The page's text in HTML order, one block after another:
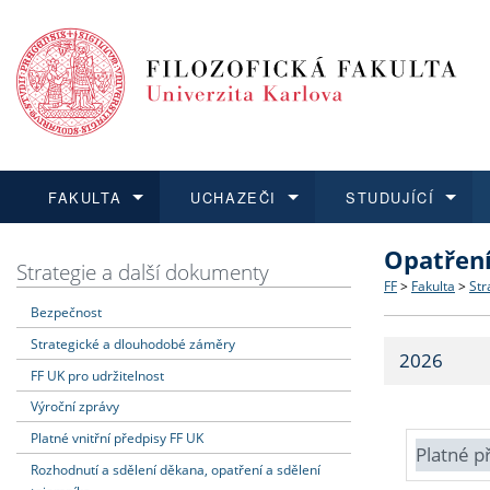
FAKULTA
Dozvědět se více
Struktura
Strategie
Fakultní
UCHAZEČI
Podat přihlášku
Co
Učitelské
STUDUJÍCÍ
Dozvědět se více
Dozvědět se více
O vědě a
Dozvědět se více
Aktuální
Strategie a další dokumenty
Bezpečnost
Strategické a dlouhodobé záměry
FF UK pro udržitelnost
Výroční zprávy
Platné vnitřní předpisy FF UK
Rozhodnutí a sdělení děkana, opatření a sdělení
FF > Fakulta >
2026
Platné